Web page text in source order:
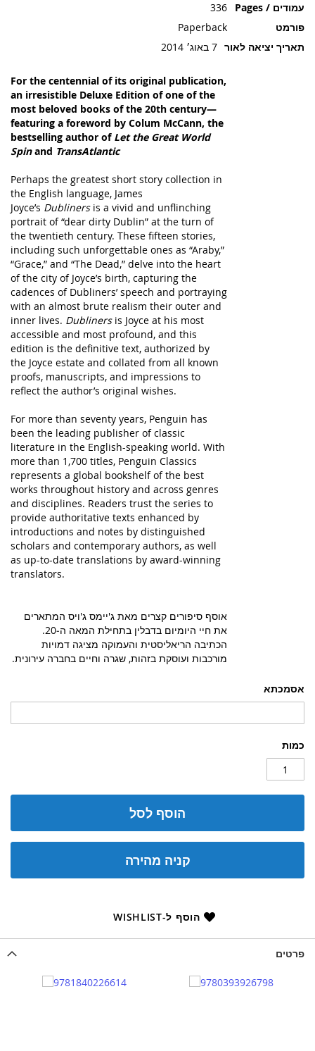
אסמכתא
כמות
הוסף לסל
קניה מהירה
הוסף ל-WISHLIST
עמודים / Pages
336
פורמט
Paperback
תאריך יציאה לאור 7 באוג׳ 2014
For the centennial of its original publication,
an irresistible Deluxe Edition of one of the
most beloved books of the 20th century—
featuring a foreword by Colum McCann, the
bestselling author of Let the Great World
Spinand TransAtlantic
Perhaps the greatest short story collection in
the English language, James
Joyce’s Dublinersis a vivid and unflinching
portrait of “dear dirty Dublin” at the turn of
the twentieth century. These fifteen stories,
including such unforgettable ones as “Araby,”
“Grace,” and “The Dead,” delve into the heart
of the city of Joyce’s birth, capturing the
cadences of Dubliners’ speech and portraying
with an almost brute realism their outer and
inner lives. Dubliners is Joyce at his most
accessible and most profound, and this
edition is the definitive text, authorized by
the Joyce estate and collated from all known
proofs, manuscripts, and impressions to
reflect the author’s original wishes.
For more than seventy years, Penguin has
been the leading publisher of classic
literature in the English-speaking world. With
more than 1,700 titles, Penguin Classics
represents a global bookshelf of the best
works throughout history and across genres
and disciplines. Readers trust the series to
provide authoritative texts enhanced by
introductions and notes by distinguished
scholars and contemporary authors, as well
as up-to-date translations by award-winning
translators.
אוסף סיפורים קצרים מאת ג'יימס ג'ויס המתארים
את חיי היומיום בדבלין בתחילת המאה ה‑20.
הכתיבה הריאליסטית והעמוקה מציגה דמויות
מורכבות ועוסקת בזהות, שגרה וחיים בחברה עירונית.
פרטים